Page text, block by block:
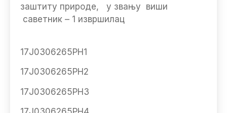
заштиту природе, у звању виши
саветник – 1 извршилац
17Ј0306265РН1
17Ј0306265РН2
17Ј0306265РН3